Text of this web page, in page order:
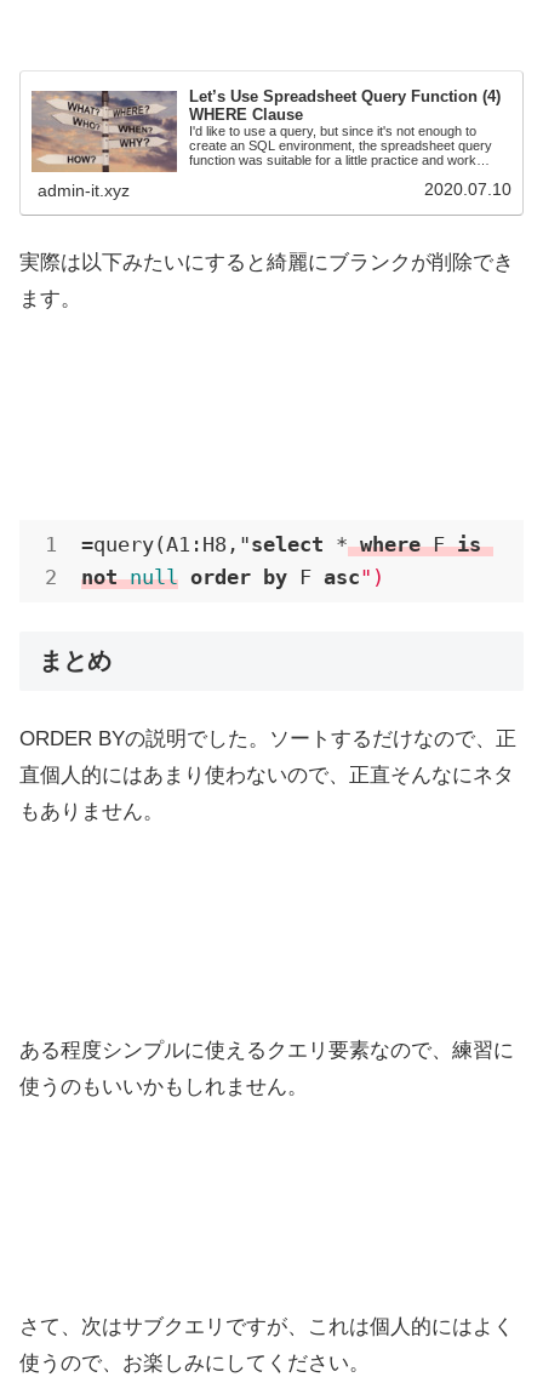
Let’s Use Spreadsheet Query Function (4)
WHERE Clause
I'd like to use a query, but since it's not enough to
create an SQL environment, the spreadsheet query
function was suitable for a little practice and work
to write queries, but I will also introduce how to deal
time, this time is the WHERE statement
admin-it.xyz 2020.07.10
実際は以下みたいにすると綺麗にブランクが削除でき
ます。
=query(A1:H8,"select * where F is
not null order by F asc")
まとめ
ORDER BYの説明でした。ソートするだけなので、正
直個人的にはあまり使わないので、正直そんなにネタ
もありません。
ある程度シンプルに使えるクエリ要素なので、練習に
使うのもいいかもしれません。
さて、次はサブクエリですが、これは個人的にはよく
使うので、お楽しみにしてください。